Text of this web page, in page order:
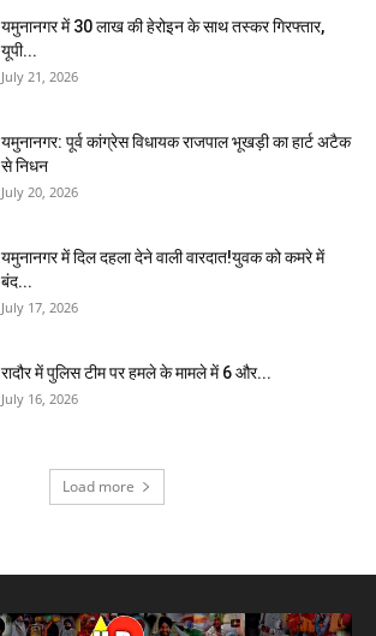
यमुनानगर में 30 लाख की हेरोइन के साथ तस्कर गिरफ्तार,
यूपी...
July 21, 2026
यमुनानगर: पूर्व कांग्रेस विधायक राजपाल भूखड़ी का हार्ट अटैक
से निधन
July 20, 2026
यमुनानगर में दिल दहला देने वाली वारदात!युवक को कमरे में
बंद...
July 17, 2026
रादौर में पुलिस टीम पर हमले के मामले में 6 और...
July 16, 2026
Load more